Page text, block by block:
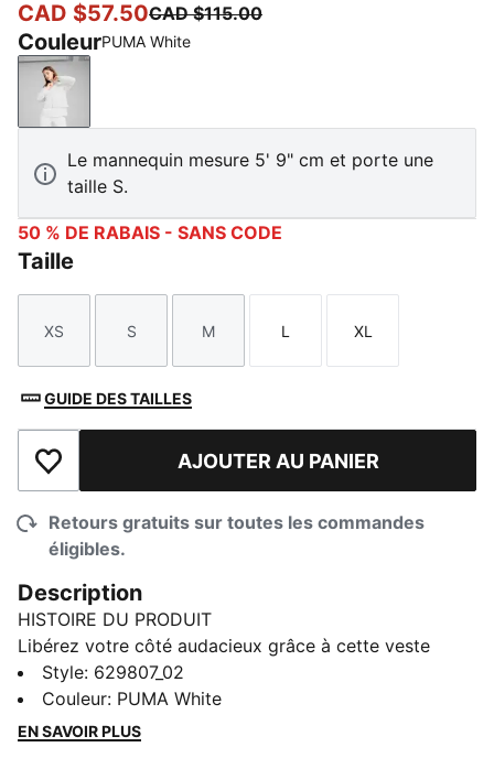
CAD $57.50CAD $115.00
CouleurPUMA White
PUMA White
Le mannequin mesure 5' 9" cm et porte une
taille S.
50 % DE RABAIS - SANS CODE
Taille
Taille
XS
Taille
S
Taille
M
Taille
L
Taille
XL
GUIDE DES TAILLES
Ajouter à la liste de souhaits
AJOUTER AU PANIER
Retours gratuits sur toutes les commandes
éligibles.
Description
HISTOIRE DU PRODUIT
Libérez votre côté audacieux grâce à cette veste
PUMA. Ses ouvertures à fermeture éclair avec renforts
en maille, ses lignes courbes et sa taille ajustable vous
permettront de vous démarquer. Sentez l’énergie,
Style: 629807_02
Couleur: PUMA White
EN SAVOIR PLUS